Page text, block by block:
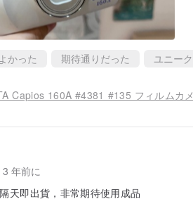
かった 期待通りだった ユニーク
Capios 160A #4381 #135 フィルムカ
3 年前に
天即出貨，非常期待使用成品